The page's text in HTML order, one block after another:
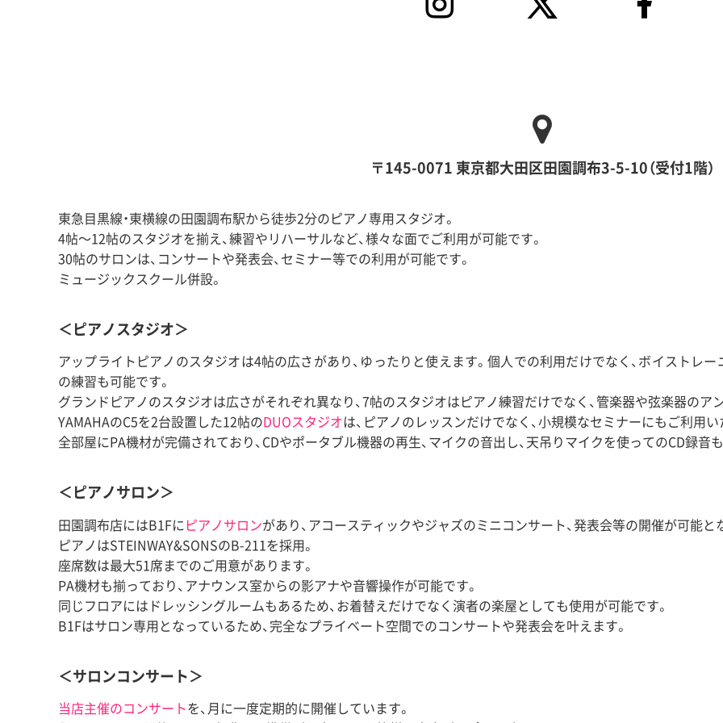
〒145-0071 東京都大田区田園調布3-5-10（受付1階）
東急目黒線・東横線の田園調布駅から徒歩2分のピアノ専用スタジオ。
4帖〜12帖のスタジオを揃え、練習やリハーサルなど、様々な面でご利用が可能です。
30帖のサロンは、コンサートや発表会、セミナー等での利用が可能です。
ミュージックスクール併設。
＜ピアノスタジオ＞
アップライトピアノのスタジオは4帖の広さがあり、ゆったりと使えます。個人での利用だけでなく、ボイストレー
の練習も可能です。
グランドピアノのスタジオは広さがそれぞれ異なり、7帖のスタジオはピアノ練習だけでなく、管楽器や弦楽器のア
YAMAHAのC5を2台設置した12帖のDUOスタジオは、ピアノのレッスンだけでなく、小規模なセミナーにもご利用
全部屋にPA機材が完備されており、CDやポータブル機器の再生、マイクの音出し、天吊りマイクを使ってのCD録音
＜ピアノサロン＞
田園調布店にはB1Fにピアノサロンがあり、アコースティックやジャズのミニコンサート、発表会等の開催が可能と
ピアノはSTEINWAY&SONSのB-211を採用。
座席数は最大51席までのご用意があります。
PA機材も揃っており、アナウンス室からの影アナや音響操作が可能です。
同じフロアにはドレッシングルームもあるため、お着替えだけでなく演者の楽屋としても使用が可能です。
B1Fはサロン専用となっているため、完全なプライベート空間でのコンサートや発表会を叶えます。
＜サロンコンサート＞
当店主催のコンサートを、月に一度定期的に開催しています。